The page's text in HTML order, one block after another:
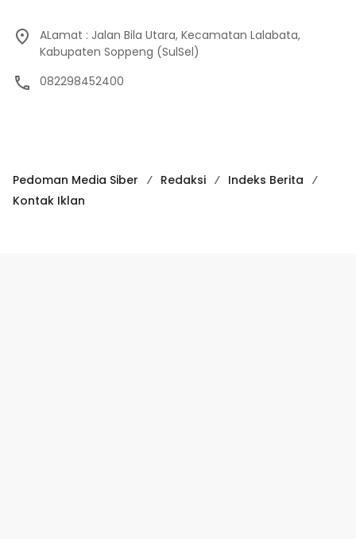
ALamat : Jalan Bila Utara, Kecamatan Lalabata,
Kabupaten Soppeng (SulSel)
082298452400
Pedoman Media Siber Redaksi
Indeks Berita
Kontak Iklan